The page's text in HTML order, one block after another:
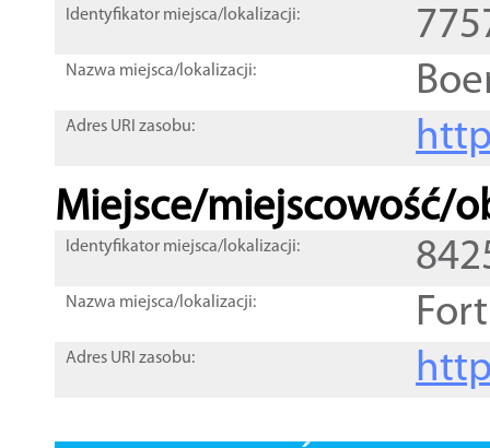
Identyfikator miejsca/lokalizacji:
Nazwa miejsca/lokalizacji:
Adres URI zasobu:
Miejsce/miejscowość/
Identyfikator miejsca/lokalizacji:
Nazwa miejsca/lokalizacji:
Adres URI zasobu: